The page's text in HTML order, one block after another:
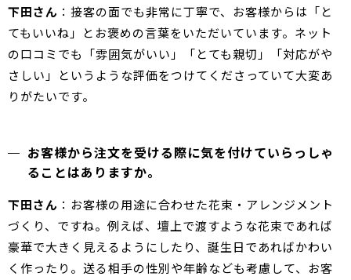
下田さん ：接客の面でも非常に丁寧で、お客様からは「と
てもいいね」とお褒めの言葉をいただいています。ネット
の口コミでも「雰囲気がいい」「とても親切」「対応がや
さしい」というような評価をつけてくださっていて大変あ
りがたいです。
お客様から注文を受ける際に気を付けていらっしゃ
ることはありますか。
下田さん ：お客様の用途に合わせた花束・アレンジメント
づくり、ですね。例えば、壇上で渡すような花束であれば
豪華で大きく見えるようにしたり、誕生日であればかわい
く作ったり。送る相手の性別や年齢なども考慮して、お客